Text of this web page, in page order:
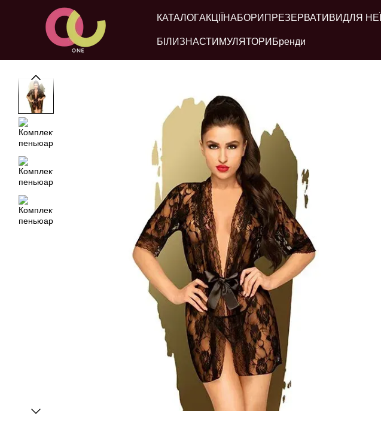
Перейти до основного контенту
КАТАЛОГАКЦІЇ НАБОРИ ПРЕЗЕРВАТИВИДЛЯ НЕЇ
БІЛИЗНАСТИМУЛЯТОРИ Бренди